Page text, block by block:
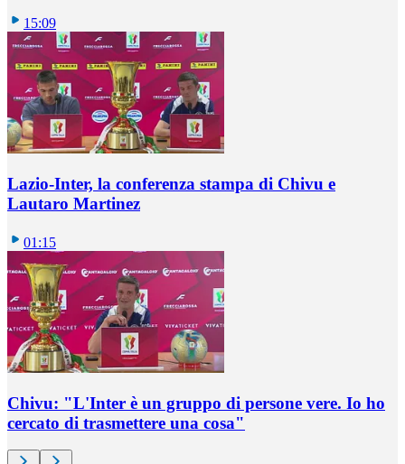
15:09
Lazio-Inter, la conferenza stampa di Chivu e
Lautaro Martinez
01:15
Chivu: "L'Inter è un gruppo di persone vere. Io ho
cercato di trasmettere una cosa"